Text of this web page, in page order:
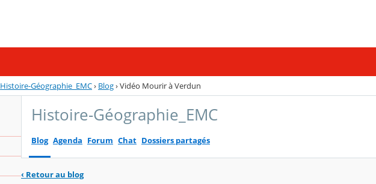
Histoire-Géographie_EMC› Blog›Vidéo Mourir à Verdun
Histoire-Géographie_EMC
Blog Agenda Forum Chat Dossiers partagés
‹ Retour au blog